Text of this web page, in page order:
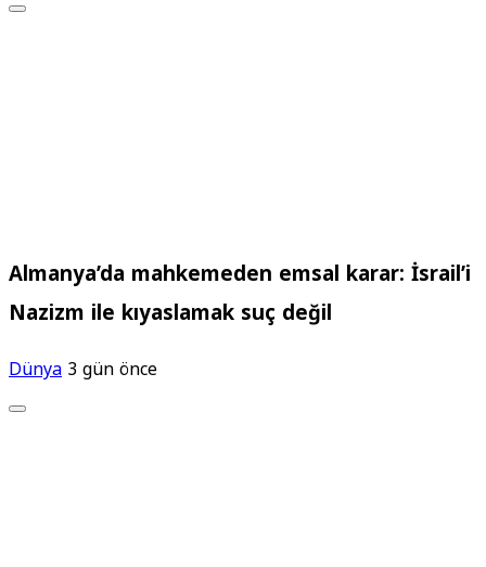
Almanya’da mahkemeden emsal karar: İsrail’i
Nazizm ile kıyaslamak suç değil
Dünya3 gün önce